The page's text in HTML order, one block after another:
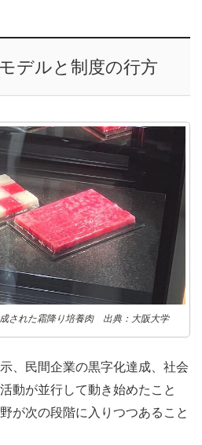
デルと制度の行方
された霜降り培養肉 出典：大阪大学
、民間企業の黒字化達成、社会
動が並行して動き始めたこと
が次の段階に入りつつあること